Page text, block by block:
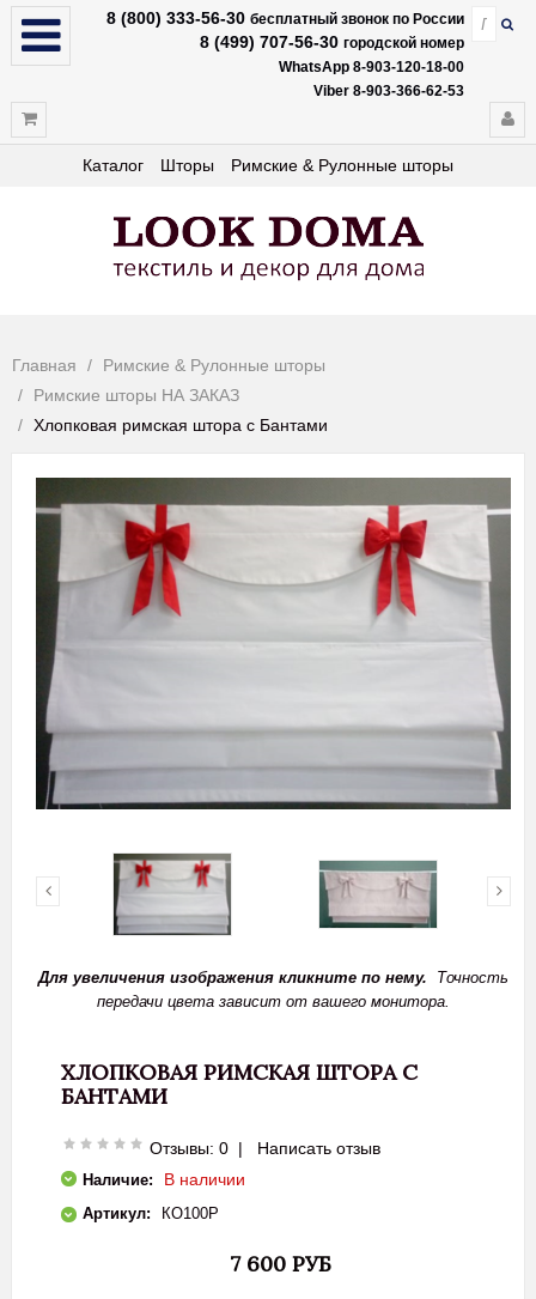
8 (800) 333-56-30 бесплатный звонок по России
8 (499) 707-56-30 городской номер
WhatsApp 8-903-120-18-00
Viber 8-903-366-62-53
Каталог Шторы Римские & Рулонные шторы
Главная
Римские & Рулонные шторы
Римские шторы НА ЗАКАЗ
Хлопковая римская штора с Бантами
Для увеличения изображения кликните по нему. Точность
передачи цвета зависит от вашего монитора.
ХЛОПКОВАЯ РИМСКАЯ ШТОРА С
БАНТАМИ
Отзывы: 0 | Написать отзыв
Наличие: В наличии
Артикул: КО100Р
7 600 РУБ